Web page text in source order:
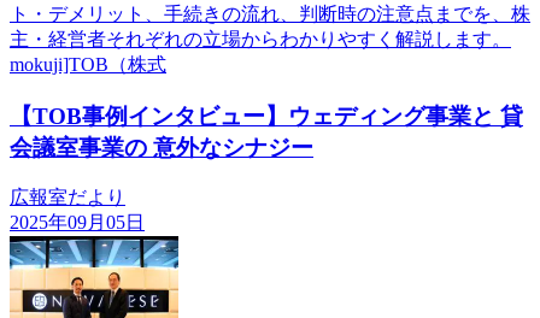
ト・デメリット、手続きの流れ、判断時の注意点までを、株
主・経営者それぞれの立場からわかりやすく解説します。
mokuji]TOB（株式
【TOB事例インタビュー】ウェディング事業と 貸
会議室事業の 意外なシナジー
広報室だより
2025年09月05日